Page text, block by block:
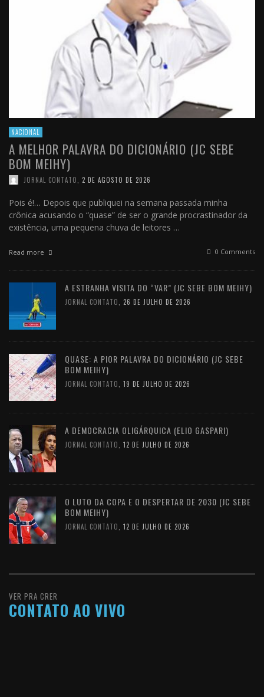
NACIONAL
A MELHOR PALAVRA DO DICIONÁRIO (JC SEBE
BOM MEIHY)
JORNAL CONTATO 2 DE AGOSTO DE 2026
Pois é!… Depois que publiquei na semana passada minha
crônica acusando o “quase” de ser o grande procrastinador da
existência, uma pequena chuva de leitores …
Read more 0 Comments
A ESTRANHA VISITA DO “VAR” (JC SEBE BOM MEIHY)
JORNAL CONTATO 26 DE JULHO DE 2026
QUASE: A PIOR PALAVRA DO DICIONÁRIO (JC SEBE
BOM MEIHY)
JORNAL CONTATO 19 DE JULHO DE 2026
A DEMOCRACIA OLIGÁRQUICA (ELIO GASPARI)
JORNAL CONTATO 12 DE JULHO DE 2026
O LUTO DA COPA E O DESPERTAR DE 2030 (JC SEBE
BOM MEIHY)
JORNAL CONTATO 12 DE JULHO DE 2026
VER PRA CRER
CONTATO AO VIVO